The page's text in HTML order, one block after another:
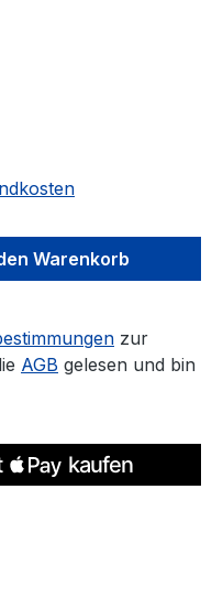
Warenkorb
zur
AGB gelesen und bin